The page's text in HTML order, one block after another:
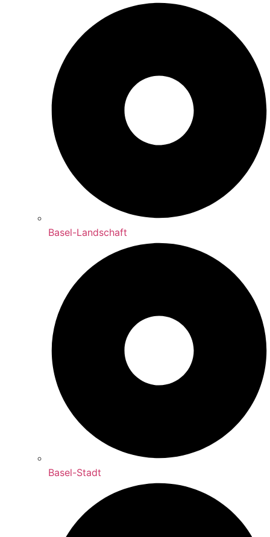
Basel-Landschaft
Basel-Stadt